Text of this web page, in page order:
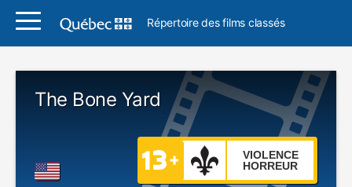
Répertoire des films classés
The Bone Yard
VIOLENCE
HORREUR